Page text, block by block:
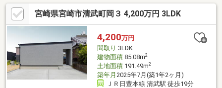
応を心がけています。税務相談、ローン相談・リースバックなど
不動産にまつわるあらゆるご相談に対応いたします♪お気軽にお問
い合わせください♪
宮崎県宮崎市清武町岡３ 4,200万円 3LDK
4,200万円
間取り 3LDK
建物面積85.08m2
土地面積191.49m2
築年月 2025年7月(築1年2ヶ月)
ＪＲ日豊本線 清武駅 徒歩19分